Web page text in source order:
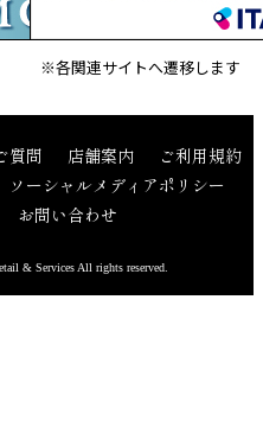
※各関連サイトへ遷移します
質問 店舗案内
ご利用規約
ソーシャルメディアポリシー
お問い合わせ
& Services All rights reserved.